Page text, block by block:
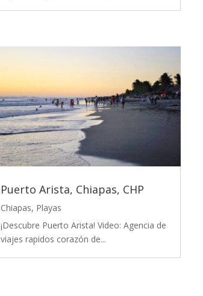
Puerto Arista, Chiapas, CHP
Chiapas, Playas
¡Descubre Puerto Arista! Video: Agencia de
viajes rapidos corazón de...